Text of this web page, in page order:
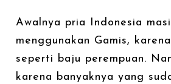
Awalnya pria Indonesia
menggunakan Gamis,
seperti baju perempuan.
karena banyaknya yang